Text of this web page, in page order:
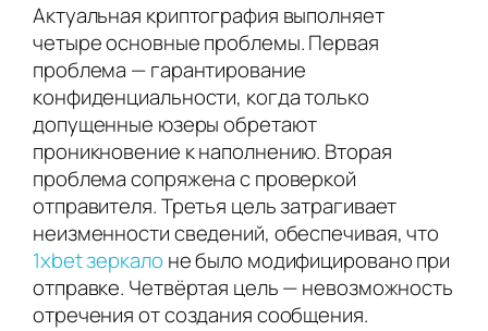
Актуальная криптография выполняет
четыре основные проблемы. Первая
проблема — гарантирование
конфиденциальности, когда только
допущенные юзеры обретают
проникновение к наполнению. Вторая
проблема сопряжена с проверкой
отправителя. Третья цель затрагивает
неизменности сведений, обеспечивая, что
1xbet зеркало не было модифицировано при
отправке. Четвёртая цель — невозможность
отречения от создания сообщения.